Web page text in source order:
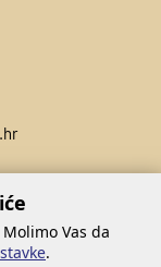
Vas da
.